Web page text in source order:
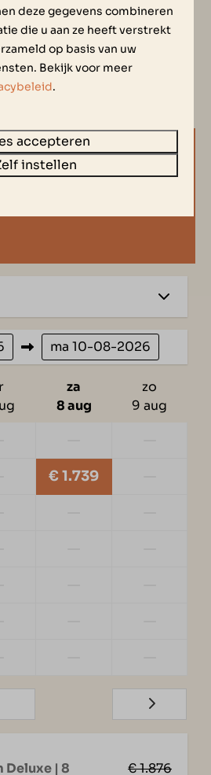
met veel lichtinval
EN PRIJS |
GENIET VAN UW
ma 10-08-2026
za
8 aug
zo
9 aug
€ 1.739
€ 1.876
Deluxe | 8
deze gegevens combineren
die u aan ze heeft verstrekt
op basis van uw
Bekijk voor meer
.
accepteren
instellen